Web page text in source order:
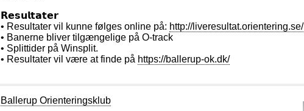
𝗥𝗲𝘀𝘂𝗹𝘁𝗮𝘁𝗲𝗿
• Resultater vil kunne følges online på: http://liveresultat.orientering.se/
• Banerne bliver tilgængelige på O-track
• Splittider på Winsplit.
• Resultater vil være at finde på https://ballerup-ok.dk/
Ballerup Orienteringsklub